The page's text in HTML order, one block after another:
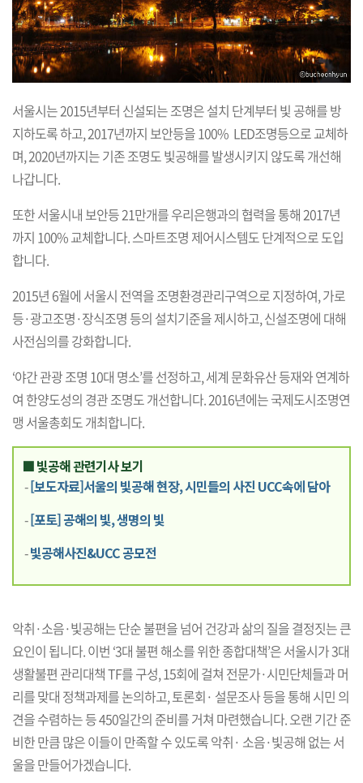
서울시는 2015년부터 신설되는 조명은 설치 단계부터 빛 공해를 방
지하도록 하고, 2017년까지 보안등을 100% LED조명등으로 교체하
며, 2020년까지는 기존 조명도 빛공해를 발생시키지 않도록 개선해
나갑니다.
또한 서울시내 보안등 21만개를 우리은행과의 협력을 통해 2017년
까지 100% 교체합니다. 스마트조명 제어시스템도 단계적으로 도입
합니다.
2015년 6월에 서울시 전역을 조명환경관리구역으로 지정하여, 가로
등·광고조명·장식조명 등의 설치기준을 제시하고, 신설조명에 대해
사전심의를 강화합니다.
‘야간 관광 조명 10대 명소’를 선정하고, 세계 문화유산 등재와 연계하
여 한양도성의 경관 조명도 개선합니다. 2016년에는 국제도시조명연
맹 서울총회도 개최합니다.
■ 빛공해 관련기사 보기
-[보도자료]서울의 빛공해 현장, 시민들의 사진 UCC속에 담아
-[포토] 공해의 빛, 생명의 빛
-빛공해사진&UCC 공모전
악취·소음·빛공해는 단순 불편을 넘어 건강과 삶의 질을 결정짓는 큰
요인이 됩니다. 이번 ‘3대 불편 해소를 위한 종합대책’은 서울시가 3대
생활불편 관리대책 TF를 구성, 15회에 걸쳐 전문가·시민단체들과 머
리를 맞대 정책과제를 논의하고, 토론회· 설문조사 등을 통해 시민 의
견을 수렴하는 등 450일간의 준비를 거쳐 마련했습니다. 오랜 기간 준
비한 만큼 많은 이들이 만족할 수 있도록 악취· 소음·빛공해 없는 서
울을 만들어가겠습니다.